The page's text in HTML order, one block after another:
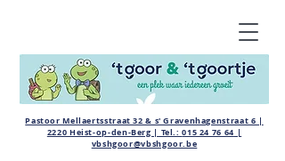
Pastoor Mellaertsstraat 32 & s' Gravenhagenstraat 6 |
2220 Heist-op-den-Berg | Tel.:015 24 76 64 |
vbshgoor@vbshgoor.be